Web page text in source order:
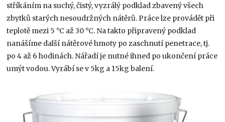
stříkáním na suchý, čistý, vyzrálý podklad zbavený všech
zbytků starých nesoudržných nátěrů. Práce lze provádět při
teplotě mezi 5 °C až 30 °C. Na takto připravený podklad
nanášíme další nátěrové hmoty po zaschnutí penetrace, tj.
po 4 až 6 hodinách. Nářadí je nutné ihned po ukončení práce
umýt vodou. Vyrábí se v 5kg a 15kg balení.